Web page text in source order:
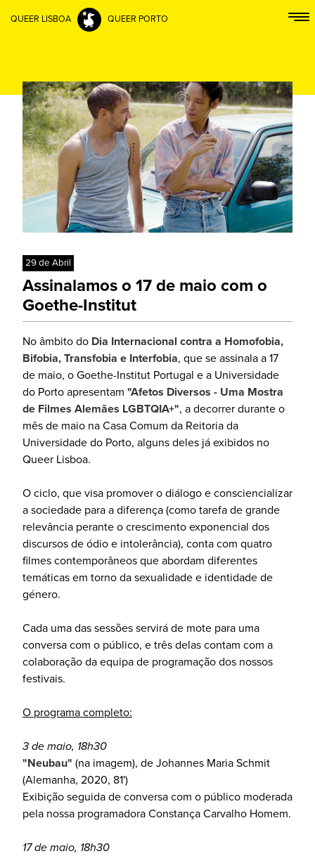
QUEER LISBOA QUEER PORTO
29 de Abril
Assinalamos o 17 de maio com o
Goethe-Institut
No âmbito do Dia Internacional contra a Homofobia,
Bifobia, Transfobia e Interfobia, que se assinala a 17
de maio, o Goethe-Institut Portugal e a Universidade
do Porto apresentam "Afetos Diversos - Uma Mostra
de Filmes Alemães LGBTQIA+", a decorrer durante o
mês de maio na Casa Comum da Reitoria da
Universidade do Porto, alguns deles já exibidos no
Queer Lisboa.
O ciclo, que visa promover o diálogo e consciencializar
a sociedade para a diferença (como tarefa de grande
relevância perante o crescimento exponencial dos
discursos de ódio e intolerância), conta com quatro
filmes contemporâneos que abordam diferentes
temáticas em torno da sexualidade e identidade de
género.
Cada uma das sessões servirá de mote para uma
conversa com o público, e três delas contam com a
colaboração da equipa de programação dos nossos
festivais.
O programa completo:
3 de maio, 18h30
"Neubau" (na imagem), de Johannes Maria Schmit
(Alemanha, 2020, 81')
Exibição seguida de conversa com o público moderada
pela nossa programadora Constança Carvalho Homem.
17 de maio, 18h30